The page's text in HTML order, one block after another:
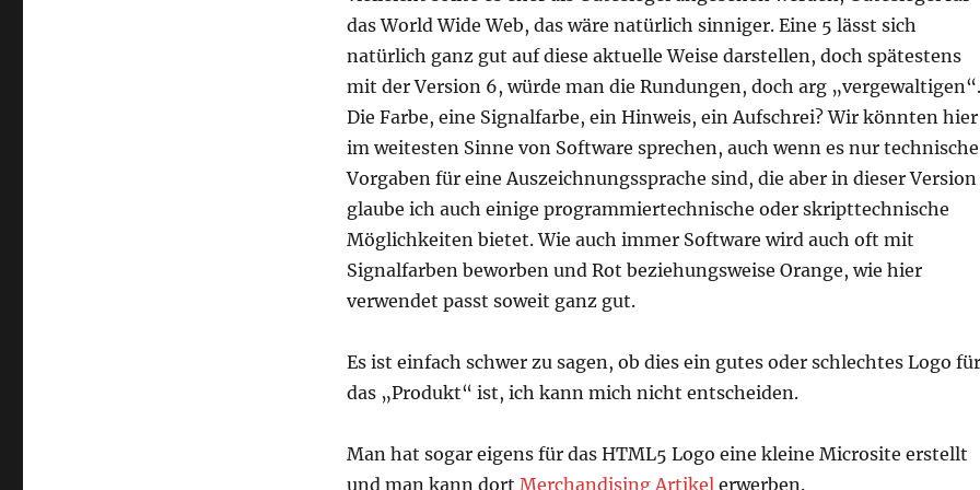
das World Wide Web, das wäre natürlich sinniger. Eine 5 lässt sich
natürlich ganz gut auf diese aktuelle Weise darstellen, doch spätestens
mit der Version 6, würde man die Rundungen, doch arg „vergewaltigen“.
Die Farbe, eine Signalfarbe, ein Hinweis, ein Aufschrei? Wir könnten hier
im weitesten Sinne von Software sprechen, auch wenn es nur technische
Vorgaben für eine Auszeichnungssprache sind, die aber in dieser Version
glaube ich auch einige programmiertechnische oder skripttechnische
Möglichkeiten bietet. Wie auch immer Software wird auch oft mit
Signalfarben beworben und Rot beziehungsweise Orange, wie hier
verwendet passt soweit ganz gut.
Es ist einfach schwer zu sagen, ob dies ein gutes oder schlechtes Logo für
das „Produkt“ ist, ich kann mich nicht entscheiden.
Man hat sogar eigens für das HTML5 Logo eine kleine Microsite erstellt
und man kann dort Merchandising Artikel erwerben.